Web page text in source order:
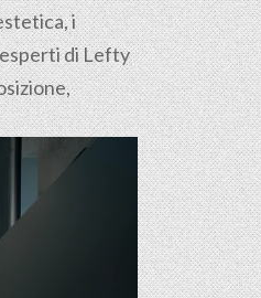
i
di Lefty